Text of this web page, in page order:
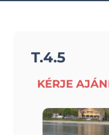
T.4.5
KÉRJE